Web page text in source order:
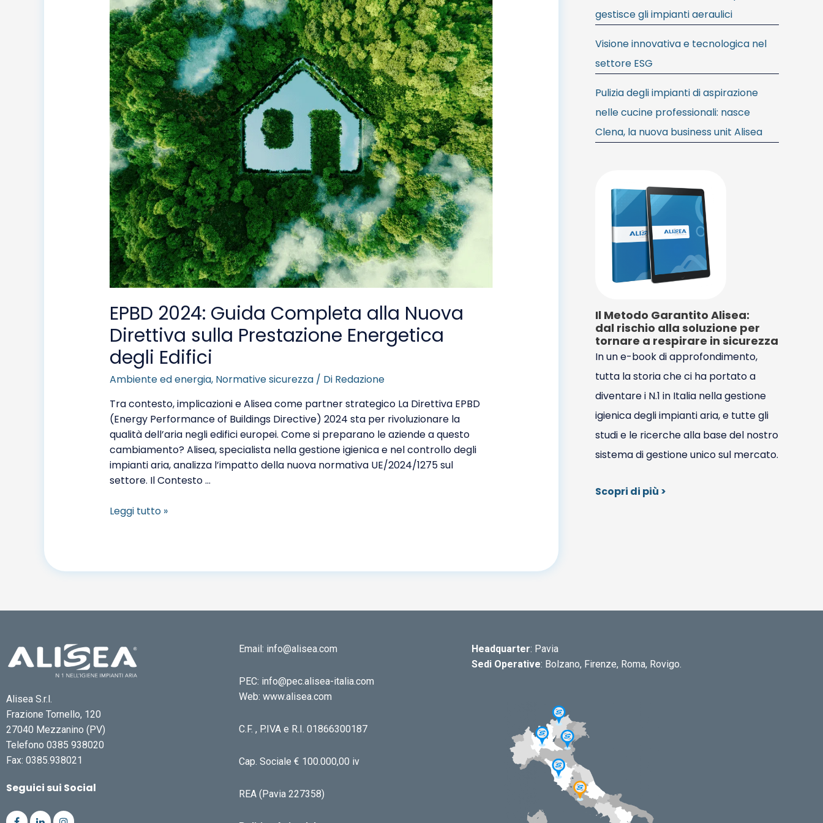
EPBD 2024: Guida Completa alla Nuova
Direttiva sulla Prestazione Energetica
degli Edifici
Ambiente ed energia, Normative sicurezza/ Di Redazione
Tra contesto, implicazioni e Alisea come partner strategico La Direttiva EPBD
(Energy Performance of Buildings Directive) 2024 sta per rivoluzionare la
qualità dell’aria negli edifici europei. Come si preparano le aziende a questo
cambiamento? Alisea, specialista nella gestione igienica e nel controllo degli
impianti aria, analizza l’impatto della nuova normativa UE/2024/1275 sul
settore. Il Contesto …
Guida
Completa
alla
Nuova
Direttiva
sulla
Prestazione
Energetica
degli
Edifici
Leggi tutto »
gestisce gli impianti aeraulici
Visione innovativa e tecnologica nel
settore ESG
Pulizia degli impianti di aspirazione
nelle cucine professionali: nasce
Clena, la nuova business unit Alisea
Il Metodo Garantito Alisea:
dal rischio alla soluzione per
tornare a respirare in sicurezza
In un e-book di approfondimento,
tutta la storia che ci ha portato a
diventare i N.1 in Italia nella gestione
igienica degli impianti aria, e tutte gli
studi e le ricerche alla base del nostro
sistema di gestione unico sul mercato.
Scopri di più >
Alisea S.r.l.
Frazione Tornello, 120
27040 Mezzanino (PV)
Telefono 0385 938020
Fax: 0385.938021
Seguici sui Social
Email: info@alisea.com
PEC: info@pec.alisea-italia.com
Web: www.alisea.com
C.F. , P.IVA e R.I. 01866300187
Cap. Sociale € 100.000,00 iv
REA (Pavia 227358)
Headquarter: Pavia
Sedi Operative: Bolzano, Firenze, Roma, Rovigo.